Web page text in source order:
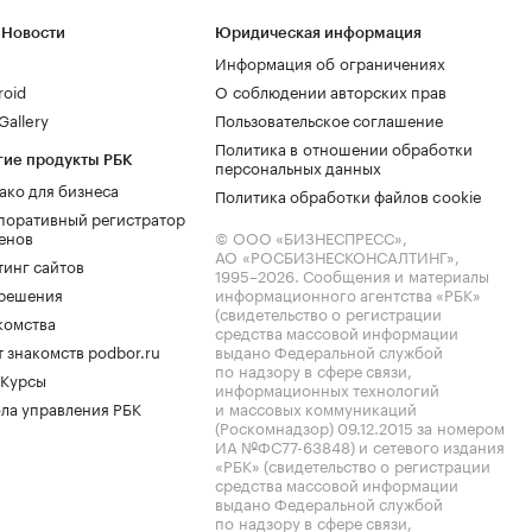
продукты РБК
для бизнеса
регистратор
сайтов
знакомств podbor.ru
управления РБК
Юридическая информация
Информация об ограничениях
О соблюдении авторских прав
Пользовательское соглашение
Политика в отношении обработки
персональных данных
Политика обработки файлов cookie
© ООО «БИЗНЕСПРЕСС»,
АО «РОСБИЗНЕСКОНСАЛТИНГ»,
1995–2026. Сообщения и материалы
информационного агентства «РБК»
(свидетельство о регистрации
средства массовой информации
выдано Федеральной службой
по надзору в сфере связи,
информационных технологий
и массовых коммуникаций
(Роскомнадзор) 09.12.2015 за номером
ИА №ФС77-63848) и сетевого издания
«РБК» (свидетельство о регистрации
средства массовой информации
выдано Федеральной службой
по надзору в сфере связи,